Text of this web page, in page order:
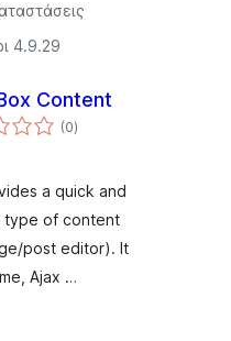
4.9.29
Content
(0αξιολογήσεις
σύνολο
)
a quick and
type of content
post editor). It
Ajax …